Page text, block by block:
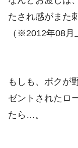
たされ感がまた
（※2012年08月
もしも、ボクが
ゼントされたロ
たら…。